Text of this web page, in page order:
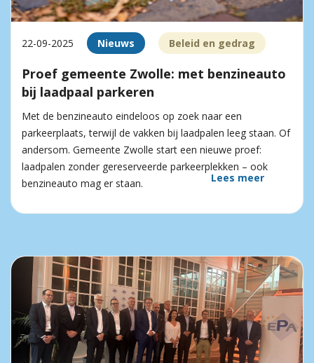
22-09-2025 Nieuws Beleid en gedrag
Proef gemeente Zwolle: met benzineauto
bij laadpaal parkeren
Met de benzineauto eindeloos op zoek naar een
parkeerplaats, terwijl de vakken bij laadpalen leeg staan. Of
andersom. Gemeente Zwolle start een nieuwe proef:
laadpalen zonder gereserveerde parkeerplekken – ook
benzineauto mag er staan.
Lees meer